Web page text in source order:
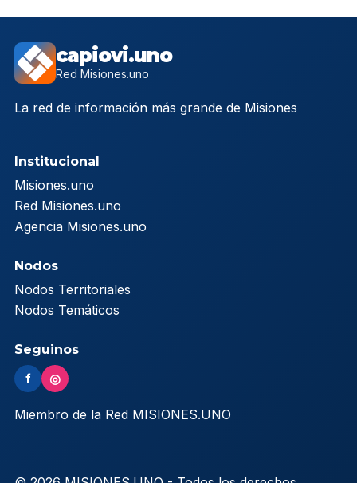
capiovi.uno
Red Misiones.uno
La red de información más grande de Misiones
Institucional
Misiones.uno
Red Misiones.uno
Agencia Misiones.uno
Nodos
Nodos Territoriales
Nodos Temáticos
Seguinos
f ◎
Miembro de la Red MISIONES.UNO